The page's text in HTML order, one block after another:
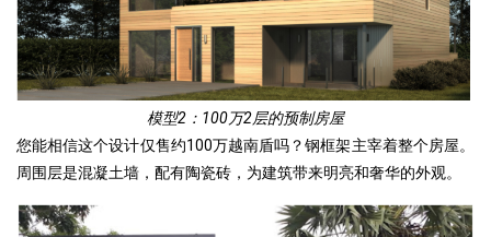
模型2：100万2层的预制房屋
您能相信这个设计仅售约100万越南盾吗？钢框架主宰着整个房屋。
周围层是混凝土墙，配有陶瓷砖，为建筑带来明亮和奢华的外观。